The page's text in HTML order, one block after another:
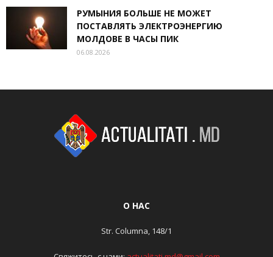
РУМЫНИЯ БОЛЬШЕ НЕ МОЖЕТ
ПОСТАВЛЯТЬ ЭЛЕКТРОЭНЕРГИЮ
МОЛДОВЕ В ЧАСЫ ПИК
06.08.2026
О НАС
Str. Columna, 148/1